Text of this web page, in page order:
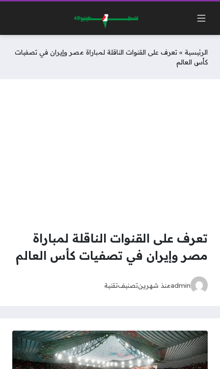
الرئيسية » تعرف على القنوات الناقلة لمباراة مصر وإيران في تصفيات
كأس العالم
تعرف على القنوات الناقلة لمباراة
مصر وإيران في تصفيات كأس العالم
adminمنذ شهرينتصنيفتقنية